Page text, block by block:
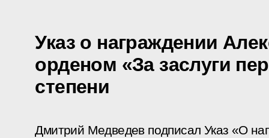
Указ о награждении
орденом «За заслуги
степени
Дмитрий Медведев подписал Указ «О